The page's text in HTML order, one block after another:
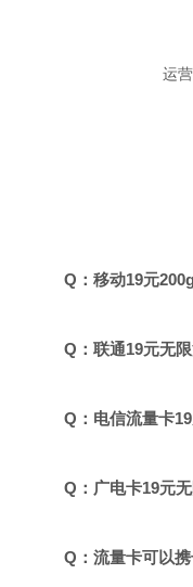
运
Q：移动19元
Q：联通19元无
Q：电信流量卡
Q：广电卡19元
Q：流量卡可以